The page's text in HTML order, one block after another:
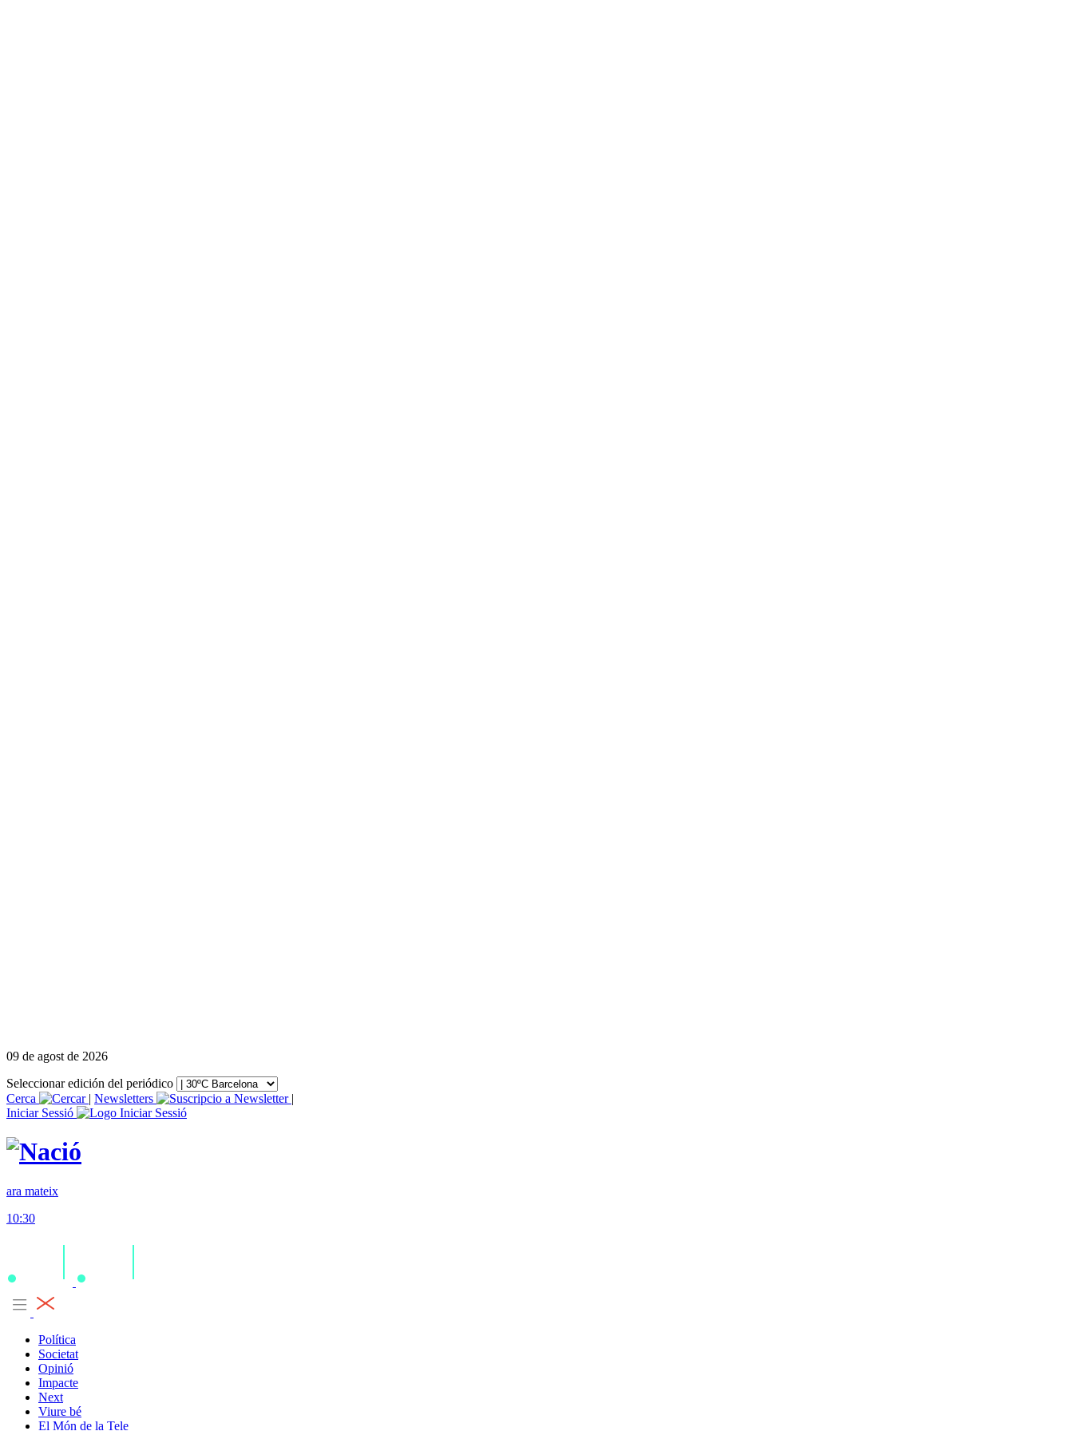
09 de agost de 2026
Seleccionar edición del periódico
Cerca
| Newsletters
|
Iniciar Sessió
ara mateix
10:30
Política
Societat
Opinió
Impacte
Next
Viure bé
El Món de la Tele